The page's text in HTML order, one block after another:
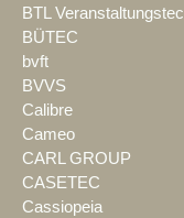
BTL
BÜTEC
bvft
BVVS
Calibre
Cameo
CARL GROUP
CASETEC
Cassiopeia